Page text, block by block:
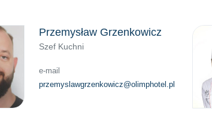
Przemysław Grzenkowicz
Szef Kuchni
e-mail
przemyslawgrzenkowicz@olimphotel.pl